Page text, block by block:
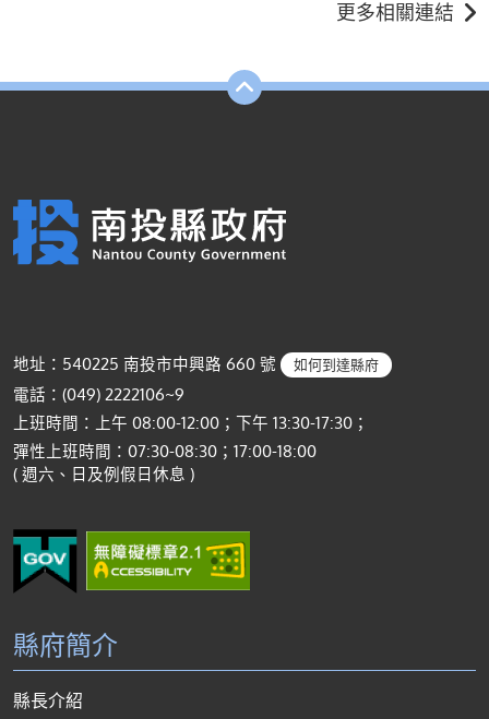
更多相關連結
地址：540225 南投市中興路 660 號 如何到達縣府
電話：(049) 2222106~9
上班時間：上午 08:00-12:00；下午 13:30-17:30；
彈性上班時間：07:30-08:30；17:00-18:00
( 週六、日及例假日休息 )
縣府簡介
縣長介紹